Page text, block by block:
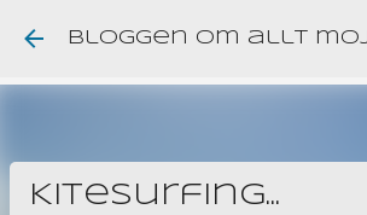
Fortsätt till
Bloggen om allt
Kitesurfing...